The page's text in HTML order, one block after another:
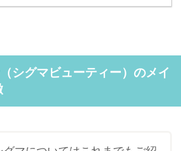
シグマビューティー）のメイ